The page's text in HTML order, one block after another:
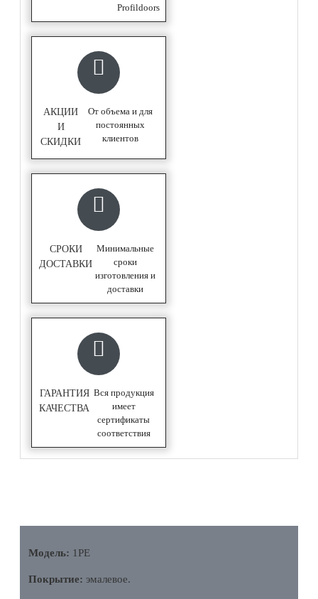
Profildoors
АКЦИИ
И
СКИДКИ
От объема и для
постоянных
клиентов
СРОКИ
ДОСТАВКИ
Минимальные
сроки
изготовления и
доставки
ГАРАНТИЯ
КАЧЕСТВА
Вся продукция
имеет
сертификаты
соответствия
Модель: 1PE
Покрытие: эмалевое.